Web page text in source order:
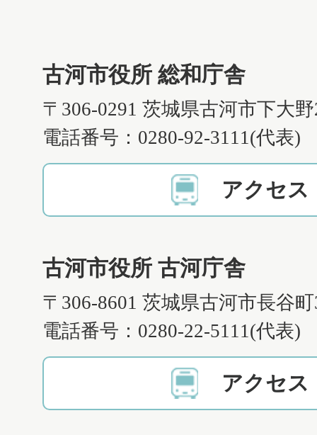
古河市役所 総和庁舎
〒306-0291 茨城県古河市下大
電話番号：0280-92-3111(代表)
アクセス
古河市役所 古河庁舎
〒306-8601 茨城県古河市長谷
電話番号：0280-22-5111(代表)
アクセス